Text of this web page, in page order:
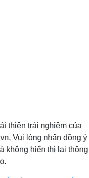
thiện trải nghiệm của
Vui lòng nhấn đồng ý
không hiển thị lại thông